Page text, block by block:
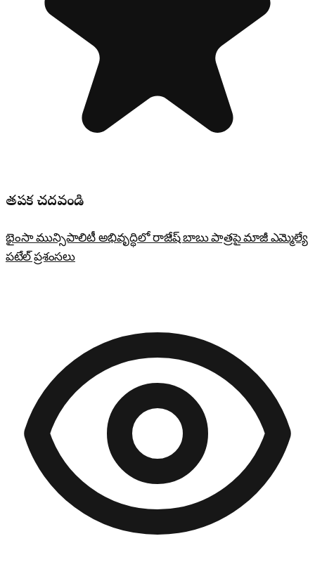
తప్పక చదవండి
భైంసా మున్సిపాలిటీ అభివృద్ధిలో రాజేష్ బాబు పాత్రపై మాజీ ఎమ్మెల్యే
పటేల్ ప్రశంసలు